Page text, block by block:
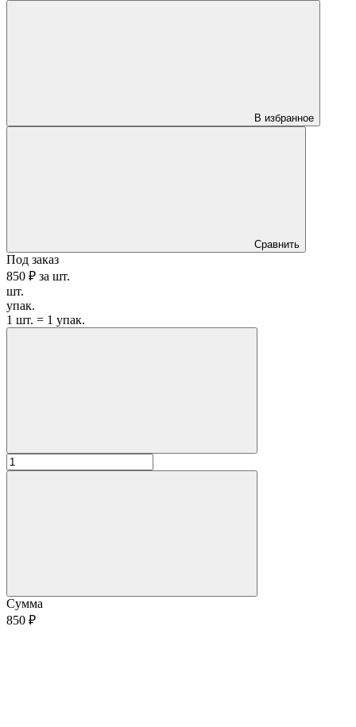
В избранное
Сравнить
Под заказ
850 ₽ за шт.
шт.
упак.
1 шт. = 1 упак.
Сумма
850 ₽